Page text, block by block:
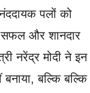
पलों को
सफल और शानदार
नरेंद्र मोदी ने इन
बल्कि बल्कि